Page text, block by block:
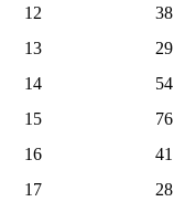
12
38
13
29
14
54
15
76
16
41
17
28